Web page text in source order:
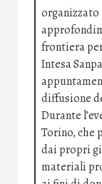
organizzato
frontiera
Intesa
diffusione
Durante
Torino, che
dai propri
materiali